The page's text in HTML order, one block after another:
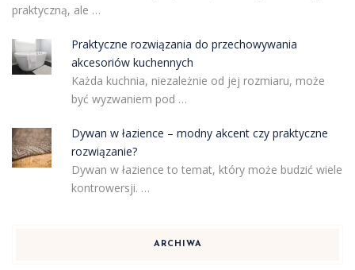
praktyczną, ale …
Praktyczne rozwiązania do przechowywania
akcesoriów kuchennych
Każda kuchnia, niezależnie od jej rozmiaru, może
być wyzwaniem pod …
Dywan w łazience – modny akcent czy praktyczne
rozwiązanie?
Dywan w łazience to temat, który może budzić wiele
kontrowersji. …
ARCHIWA